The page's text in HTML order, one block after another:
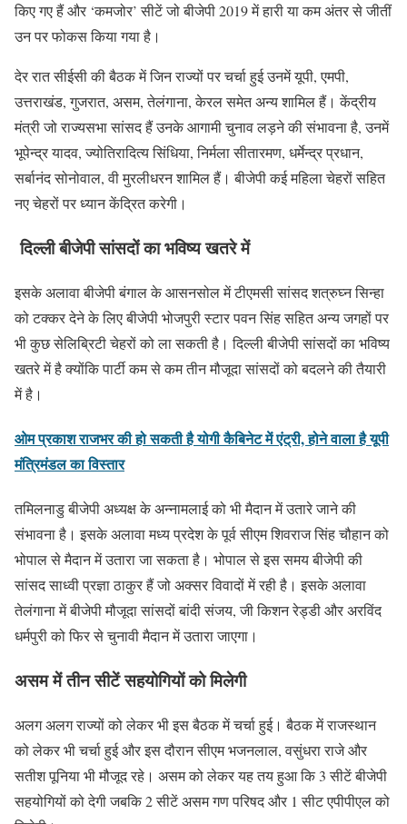
किए गए हैं और ‘कमजोर’ सीटें जो बीजेपी 2019 में हारी या कम अंतर से जीतीं
उन पर फोकस किया गया है।
देर रात सीईसी की बैठक में जिन राज्यों पर चर्चा हुई उनमें यूपी, एमपी,
उत्तराखंड, गुजरात, असम, तेलंगाना, केरल समेत अन्य शामिल हैं। केंद्रीय
मंत्री जो राज्यसभा सांसद हैं उनके आगामी चुनाव लड़ने की संभावना है, उनमें
भूपेन्द्र यादव, ज्योतिरादित्य सिंधिया, निर्मला सीतारमण, धर्मेन्द्र प्रधान,
सर्बानंद सोनोवाल, वी मुरलीधरन शामिल हैं। बीजेपी कई महिला चेहरों सहित
नए चेहरों पर ध्यान केंद्रित करेगी।
दिल्ली बीजेपी सांसदों का भविष्य खतरे में
इसके अलावा बीजेपी बंगाल के आसनसोल में टीएमसी सांसद शत्रुघ्न सिन्हा
को टक्कर देने के लिए बीजेपी भोजपुरी स्टार पवन सिंह सहित अन्य जगहों पर
भी कुछ सेलिब्रिटी चेहरों को ला सकती है। दिल्ली बीजेपी सांसदों का भविष्य
खतरे में है क्योंकि पार्टी कम से कम तीन मौजूदा सांसदों को बदलने की तैयारी
में है।
ओम प्रकाश राजभर की हो सकती है योगी कैबिनेट में एंट्री, होने वाला है यूपी
मंत्रिमंडल का विस्तार
तमिलनाडु बीजेपी अध्यक्ष के अन्नामलाई को भी मैदान में उतारे जाने की
संभावना है। इसके अलावा मध्य प्रदेश के पूर्व सीएम शिवराज सिंह चौहान को
भोपाल से मैदान में उतारा जा सकता है। भोपाल से इस समय बीजेपी की
सांसद साध्वी प्रज्ञा ठाकुर हैं जो अक्सर विवादों में रही है। इसके अलावा
तेलंगाना में बीजेपी मौजूदा सांसदों बांदी संजय, जी किशन रेड्डी और अरविंद
धर्मपुरी को फिर से चुनावी मैदान में उतारा जाएगा।
असम में तीन सीटें सहयोगियों को मिलेगी
अलग अलग राज्यों को लेकर भी इस बैठक में चर्चा हुई। बैठक में राजस्थान
को लेकर भी चर्चा हुई और इस दौरान सीएम भजनलाल, वसुंधरा राजे और
सतीश पूनिया भी मौजूद रहे। असम को लेकर यह तय हुआ कि 3 सीटें बीजेपी
सहयोगियों को देगी जबकि 2 सीटें असम गण परिषद और 1 सीट एपीपीएल को